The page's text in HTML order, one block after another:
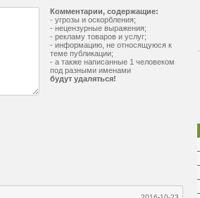
Комментарии, содержащие:
- угрозы и оскорбления;
- нецензурные выражения;
- рекламу товаров и услуг;
- информацию, не относящуюся к
теме публикации;
- а также написанные 1 человеком
под разными именами
будут удаляться!